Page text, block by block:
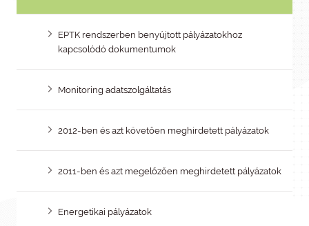
EPTK rendszerben benyújtott pályázatokhoz
kapcsolódó dokumentumok
Monitoring adatszolgáltatás
2012-ben és azt követően meghirdetett pályázatok
2011-ben és azt megelőzően meghirdetett pályázatok
Energetikai pályázatok